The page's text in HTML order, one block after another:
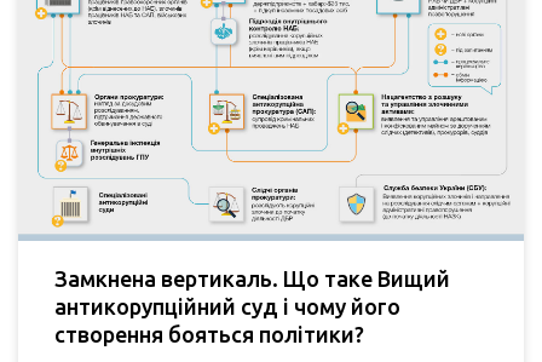
Замкнена вертикаль. Що таке Вищий
антикорупційний суд і чому його
створення бояться політики?